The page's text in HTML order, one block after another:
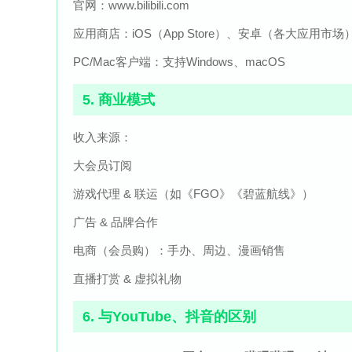
官网：www.bilibili.com
应用商店：iOS（App Store）、安卓（各大应用市场
PC/Mac客户端：支持Windows、macOS
5. 商业模式
收入来源：
大会员订阅
游戏代理 & 联运（如《FGO》《碧蓝航线》）
广告 & 品牌合作
电商（会员购）：手办、周边、漫画销售
直播打赏 & 虚拟礼物
6. 与YouTube、抖音的区别